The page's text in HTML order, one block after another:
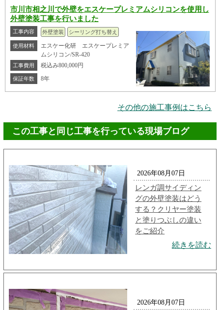
市川市相之川で外壁をエスケープレミアムシリコンを使用し
外壁塗装工事を行いました
工事内容 外壁塗装 シーリング打ち替え
使用材料
エスケー化研 エスケープレミア
ムシリコン/SR-420
工事費用 税込み800,000円
保証年数 8年
その他の施工事例はこちら
この工事と同じ工事を行っている現場ブログ
2026年08月07日
レンガ調サイディン
グの外壁塗装はどう
する？クリヤー塗装
と塗りつぶしの違い
をご紹介
続きを読む
2026年08月07日